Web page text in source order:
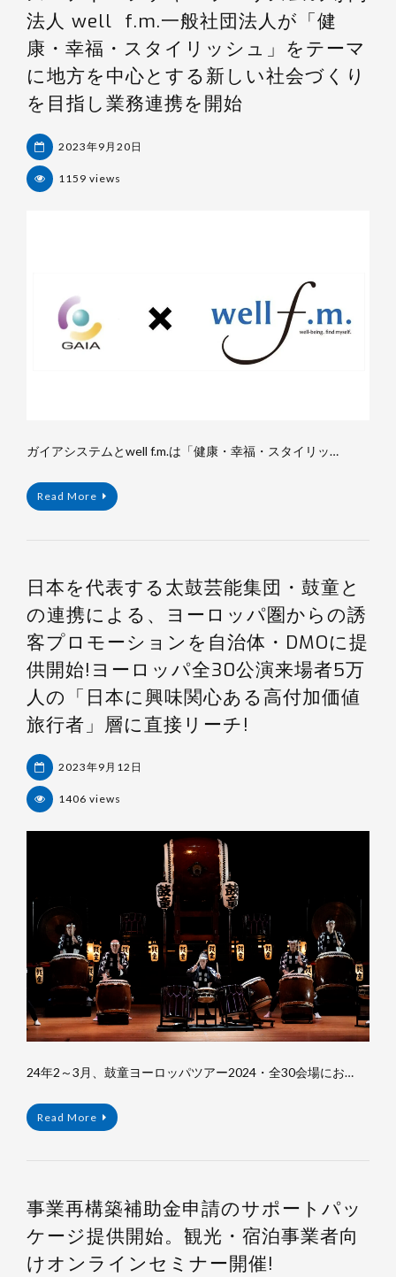
法人 well f.m.一般社団法人が「健
康・幸福・スタイリッシュ」をテーマ
に地方を中心とする新しい社会づくり
を目指し業務連携を開始
2023年9月20日
1159 views
ガイアシステムとwell f.m.は「健康・幸福・スタイリッ…
Read More
日本を代表する太鼓芸能集団・鼓童と
の連携による、ヨーロッパ圏からの誘
客プロモーションを自治体・DMOに提
供開始!ヨーロッパ全30公演来場者5万
人の「日本に興味関心ある高付加価値
旅行者」層に直接リーチ!
2023年9月12日
1406 views
24年2～3月、鼓童ヨーロッパツアー2024・全30会場にお…
Read More
事業再構築補助金申請のサポートパッ
ケージ提供開始。観光・宿泊事業者向
けオンラインセミナー開催!